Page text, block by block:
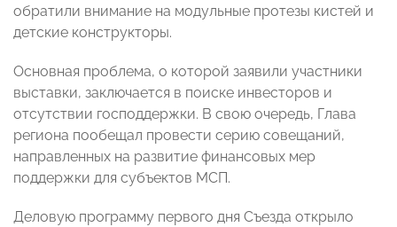
обратили внимание на модульные протезы кистей и
детские конструкторы.
Основная проблема, о которой заявили участники
выставки, заключается в поиске инвесторов и
отсутствии господдержки. В свою очередь, Глава
региона пообещал провести серию совещаний,
направленных на развитие финансовых мер
поддержки для субъектов МСП.
Деловую программу первого дня Съезда открыло